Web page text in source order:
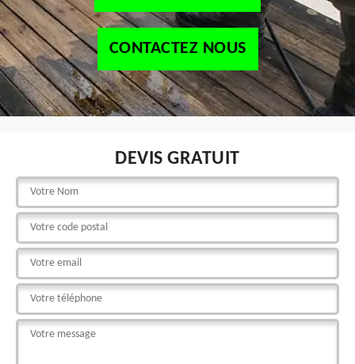
CONTACTEZ NOUS
DEVIS GRATUIT